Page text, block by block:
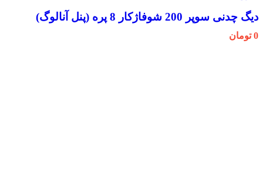
دیگ چدنی سوپر 200 شوفاژکار 8 پره (پنل آنالوگ)
0 تومان